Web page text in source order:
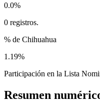
0.0%
0 registros.
% de Chihuahua
1.19%
Participación en la Lista
Resumen